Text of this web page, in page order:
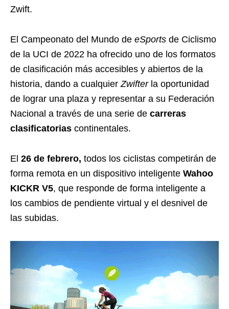
Zwift.
El Campeonato del Mundo de eSports de Ciclismo
de la UCI de 2022 ha ofrecido uno de los formatos
de clasificación más accesibles y abiertos de la
historia, dando a cualquier Zwifter la oportunidad
de lograr una plaza y representar a su Federación
Nacional a través de una serie de carreras
clasificatorias continentales.
El 26 de febrero, todos los ciclistas competirán de
forma remota en un dispositivo inteligente Wahoo
KICKR V5, que responde de forma inteligente a
los cambios de pendiente virtual y el desnivel de
las subidas.